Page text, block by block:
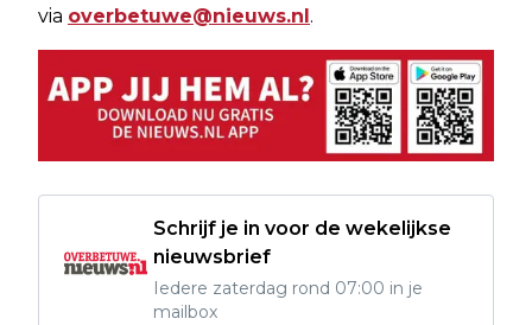
via overbetuwe@nieuws.nl.
Schrijf je in voor de wekelijkse
nieuwsbrief
Iedere zaterdag rond 07:00 in je
mailbox